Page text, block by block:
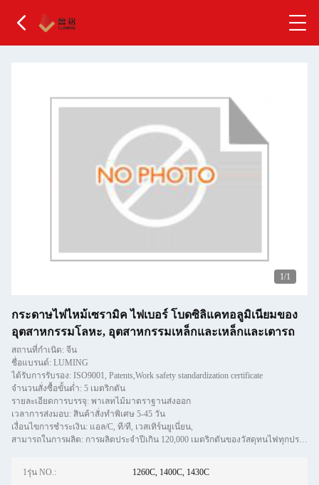
1/1
กระดาษไฟไหม้เซรามิค ไฟเบอร์ โบดซิลิแคทอลูมิเนียมของ
อุตสาหกรรมโลหะ, อุตสาหกรรมเหล็กและเหล็กและเตารถ
สถานที่กำเนิด: จีน
ชื่อแบรนด์: LUMING
ได้รับการรับรอง: ISO9001, Patents,Work safety standardization certificate
จำนวนสั่งซื้อขั้นต่ำ: 5 เมตริกตัน
รายละเอียดการบรรจุ: พาเลทไม้มาตราฐานส่งออก
เวลาการส่งมอบ: สินค้าสั่งทำพิเศษ 5-45 วัน
เงื่อนไขการชำระเงิน: แอล/C, ที/ที, เวสเทิร์นยูเนี่ยน,
สามารถในการผลิต: การผลิตประจำปีเกิน 120,000 เมตริกตันของวัสดุทนไฟทุกประเภทรวมถึง castables, preforms และ BRIC
1รุ่น NO.: 1260C, 1400C, 1430C